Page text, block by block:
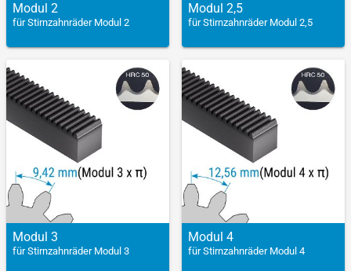
Modul 2
für Stirnzahnräder Modul 2
Modul 2,5
für Stirnzahnräder Modul 2,5
Modul 3
für Stirnzahnräder Modul 3
Modul 4
für Stirnzahnräder Modul 4